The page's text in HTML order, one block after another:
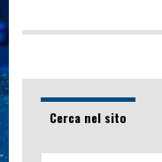
Cerca nel sito